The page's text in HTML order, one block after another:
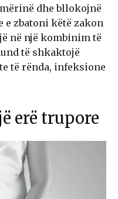
dhe bllokojnë
e zbatoni këtë zakon
në një kombinim të
të shkaktojë
të rënda, infeksione
erë trupore